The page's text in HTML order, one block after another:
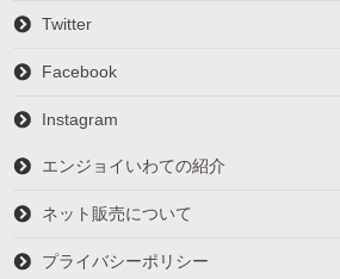
Twitter
Facebook
Instagram
エンジョイいわての紹介
ネット販売について
プライバシーポリシー